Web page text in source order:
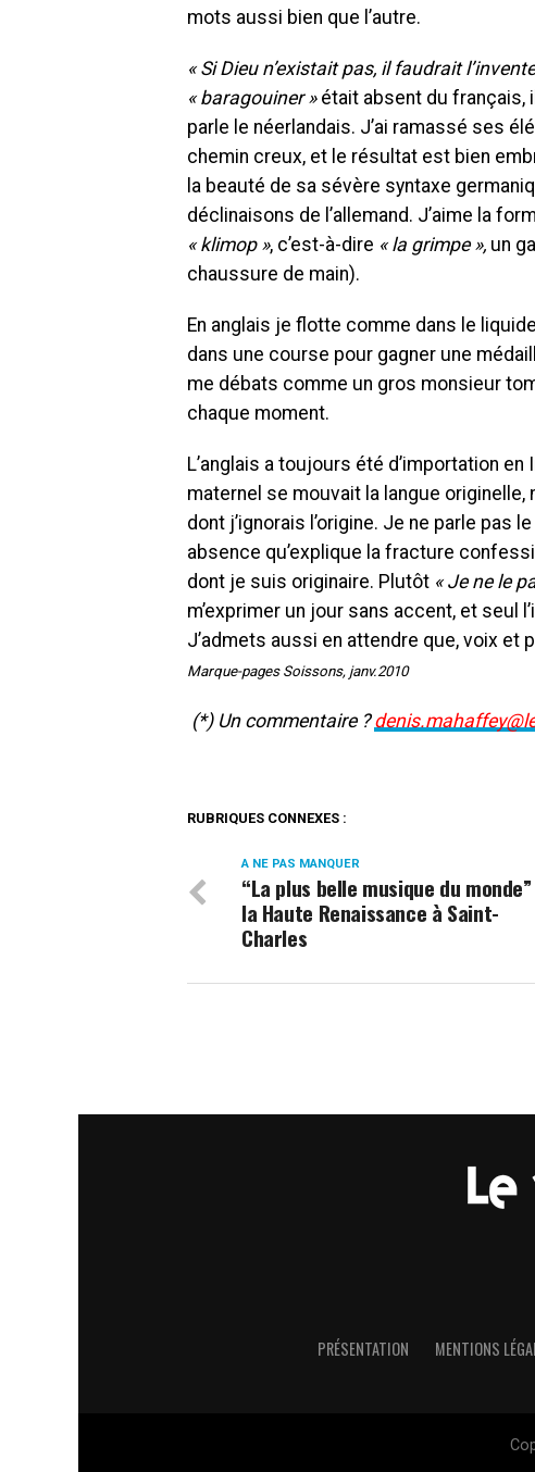
mots aussi bien que l’autre.
« Si Dieu n’existait pas, il faudrait
« baragouiner »était absent du français,
parle le néerlandais. J’ai ramassé ses
chemin creux, et le résultat est bien
la beauté de sa sévère syntaxe
déclinaisons de l’allemand. J’aime la
« klimop », c’est-à-dire « la grimpe », un
chaussure de main).
En anglais je flotte comme dans le
dans une course pour gagner une
me débats comme un gros monsieur
chaque moment.
L’anglais a toujours été d’importation
maternel se mouvait la langue
dont j’ignorais l’origine. Je ne parle pas
absence qu’explique la fracture
dont je suis originaire. Plutôt « Je ne le
m’exprimer un jour sans accent, et seul
J’admets aussi en attendre que, voix et
Marque-pages Soissons, janv.2010
(*) Un commentaire ?
RUBRIQUES CONNEXES :
A NE PAS MANQUER
“La plus belle musique du
la Haute Renaissance à Saint-
Charles
PRÉSENTATION MENTIONS